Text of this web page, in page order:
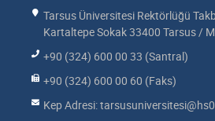
Tarsus Üniversitesi Rektörlüğü
Kartaltepe Sokak 33400 Tarsus /
+90 (324) 600 00 33 (Santral)
+90 (324) 600 00 60 (Faks)
Kep Adresi: